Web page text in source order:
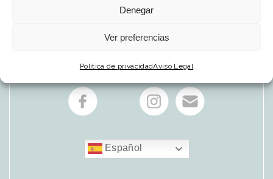
Denegar
Ver preferencias
Política de privacidadAviso Legal
Español